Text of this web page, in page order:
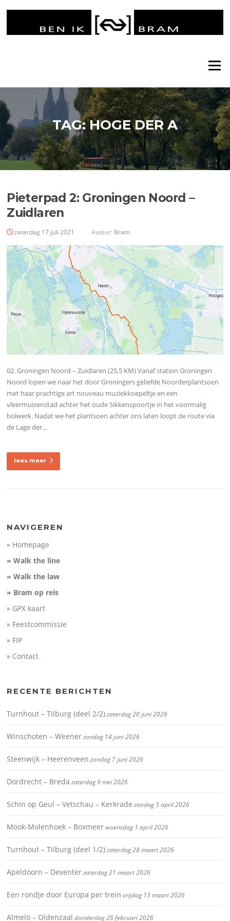
Menu
TAG:HOGE DER A
Pieterpad 2: Groningen Noord –
Zuidlaren
zaterdag 17 juli 2021 Auteur: Bram
02. Groningen Noord – Zuidlaren (25,5 KM) Vanaf station Groningen
Noord lopen we naar het door Groningers geliefde Noorderplantsoen
met haar prachtige art nouveau muziekkoepeltje en een
vleermuizenstad achter het oude Sikkenspoortje in het voormalig
bolwerk. Nadat we het plantsoen achter ons laten loopt de route via
de Lage der…
lees meer
NAVIGEREN
» Homepage
» Walk the line
» Walk the law
» Bram op reis
» GPX kaart
» Feestcommissie
» FIP
» Contact
RECENTE BERICHTEN
Turnhout – Tilburg (deel 2/2)zaterdag 20 juni 2026
Winschoten – Weenerzondag 14 juni 2026
Steenwijk – Heerenveen zondag 7 juni 2026
Dordrecht – Breda zaterdag 9 mei 2026
Schin op Geul – Vetschau – Kerkrade zondag 5 april 2026
Mook-Molenhoek – Boxmeerwoensdag 1 april 2026
Turnhout – Tilburg (deel 1/2)zaterdag 28 maart 2026
Apeldoorn – Deventerzaterdag 21 maart 2026
Een rondje door Europa per trein vrijdag 13 maart 2026
Almelo – Oldenzaal donderdag 26 februari 2026